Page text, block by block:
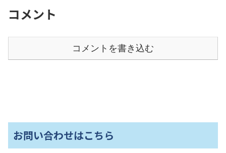
コメント
コメントを書き込む
お問い合わせはこちら